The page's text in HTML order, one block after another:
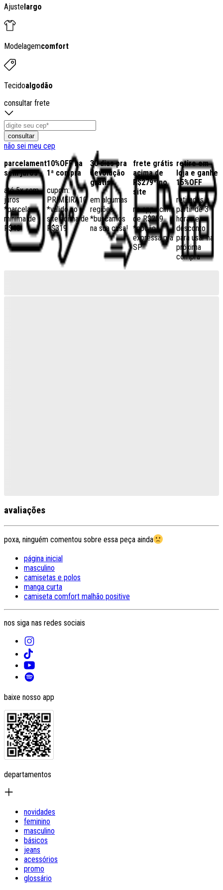
Ajustelargo
Modelagemcomfort
Tecidoalgodão
consultar frete
consultar
não sei meu cep
parcelamento
sem juros
até 5x sem
juros
*parcela
mínima de
R$40
10%OFF na
1ª compra
cupom:
PRIMEIRA10
*válido no
site acima de
R$319
30 dias pra
devolução
grátis
em algumas
regiões,
*buscamos
na sua casa!
frete grátis
acima de
R$279* no
site
no app acima
de R$259
*opção
expressa pra
SP
retire em
loja e ganhe
15%OFF
retiradas a
partir de 3
horas e
desconto
para usar na
próxima
compra
avaliações
poxa, ninguém comentou sobre essa peça ainda
página inicial
masculino
camisetas e polos
manga curta
camiseta comfort malhão positive
nos siga nas redes sociais
baixe nosso app
departamentos
novidades
feminino
masculino
básicos
jeans
acessórios
promo
glossário